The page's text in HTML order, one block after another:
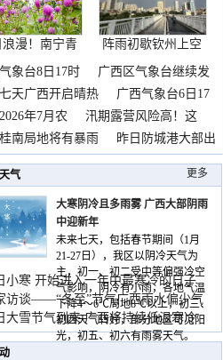
浪漫！南宁青
秀山
阵雨初歇钦州上空
邂逅
象台8日17时
广西区气象台继续发
天广西开启晴热
广西气象台6日17
年7月农
汛期露营风险高！这
南局地将有暴雨
昨日防城港大部出
气 更多
大寒阴冷且多雨雾 广西大部阴雨
中迎新年
未来七天，包括春节期间（1月
21-27日），我区以阴冷天气为
主，初一、初二受中等偏强冷空
气影响，阴冷有小雨，各地气温
下降4～6℃局地8℃以上，初三、
初四天气转好，部分地区可见阳
光，初五、初六有雨雾天气。
小寒 开始进入一年中最寒冷的日子
访谈——“冬至”节气广西雨水偏少气
大雪节气到来 广西将持续低温寒冷